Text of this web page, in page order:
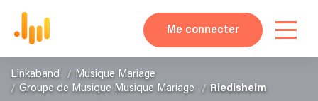
Me connecter
Linkaband
Musique Mariage
Groupe de Musique Musique Mariage
Riedisheim